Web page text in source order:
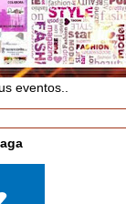
eventos..